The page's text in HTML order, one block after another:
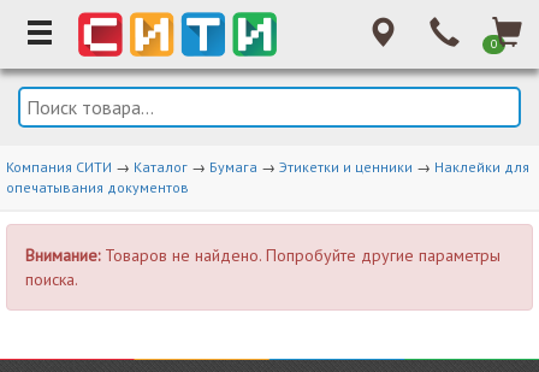
0
Компания СИТИ → Каталог → Бумага → Этикетки и ценники → Наклейки для
опечатывания документов
Внимание: Товаров не найдено. Попробуйте другие параметры
поиска.